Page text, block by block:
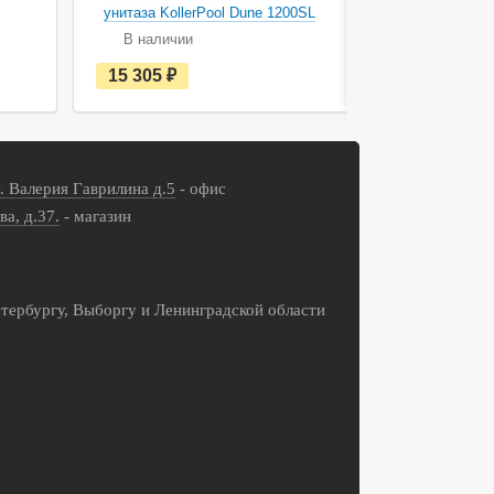
унитаза KollerPool Dune 1200SL
В наличии
е
с
в
л
15 305
Валерия Гаврилина д.5 - офис
д.37. - магазин
Выборгу и Ленинградской области